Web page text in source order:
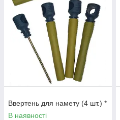
Ввертень для намету (4 шт.) *
В наявності